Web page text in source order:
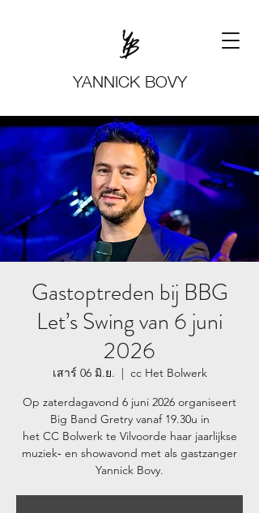
YANNICK BOVY
Gastoptreden bij BBG
Let’s Swing van 6 juni
2026
เสาร์ 06 มิ.ย.
  |
cc Het Bolwerk
Op zaterdagavond 6 juni 2026 organiseert
Big Band Gretry vanaf 19.30u in
het CC Bolwerk te Vilvoorde haar jaarlijkse
muziek‐ en showavond met als gastzanger
Yannick Bovy.